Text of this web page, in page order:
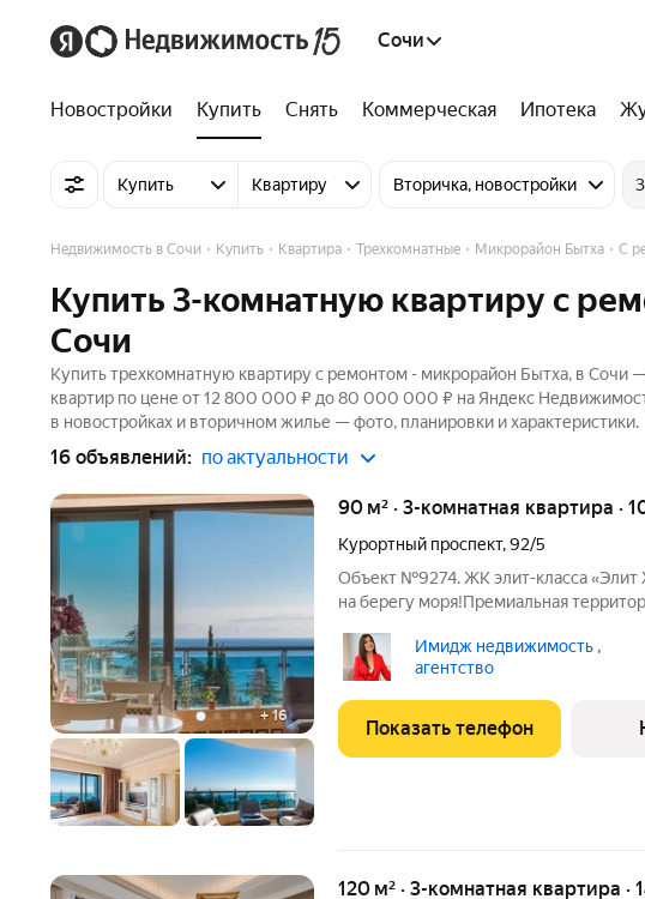
Сочи
Новостройки Купить Снять Коммерческая Ипотека
Купить Квартиру Вторичка, новостройки
Недвижимость в Сочи Купить Квартира Трехкомнатные Микрорайон Бытха С
Купить 3-комнатную квартиру с
Сочи
Купить трехкомнатную квартиру с ремонтом - микрорайон Бытха, в Сочи
квартир по цене от 12 800 000 ₽ до 80 000 000 ₽ на Яндекс
в новостройках и вторичном жилье — фото, планировки и характеристики.
16 объявлений: по актуальности
+16
90 м² · 3-комнатная квартира ·
Курортный проспект,92/5
Объект №9274. ЖК элит-класса «Элит Хаус» воплощение
на берегу моря!Премиальная
землиКруглосуточный контроль
дизайн
Имидж недвижимость ,
агентство
Показать телефон
120 м² · 3-комнатная квартира ·